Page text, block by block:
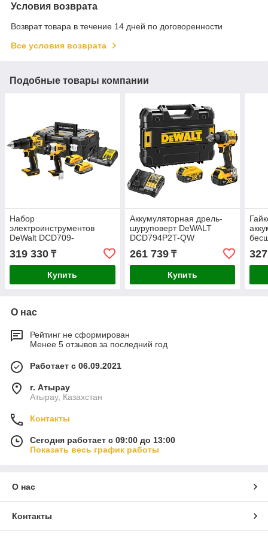
Условия возврата
Возврат товара в течение 14 дней по договоренности
Все условия возврата
Подобные товары компании
Набор
электроинструментов
DeWalt DCD709-
XJ+DCF809-XJ
DCK2062E2T-QW
319 330 ₸
Купить
Аккумуляторная дрель-
шуруповерт DeWALT
DCD794P2T-QW
261 739₸
Купить
О нас
Рейтинг не сформирован
Менее 5 отзывов за последний год
Работает с 06.09.2021
г. Атырау
Атырау, Казахстан
Контакты
Сегодня работает с 09:00 до 13:00
Показать весь график работы
О нас
Контакты